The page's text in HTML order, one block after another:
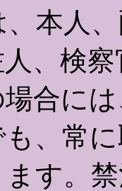
本人
、検
合には
、常
す。